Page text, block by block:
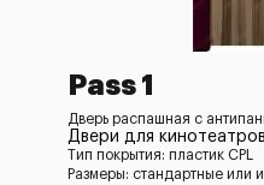
Pass 1
Дверь распашная c
Двери для
Тип покрытия: пластик CPL
Размеры: стандартные или